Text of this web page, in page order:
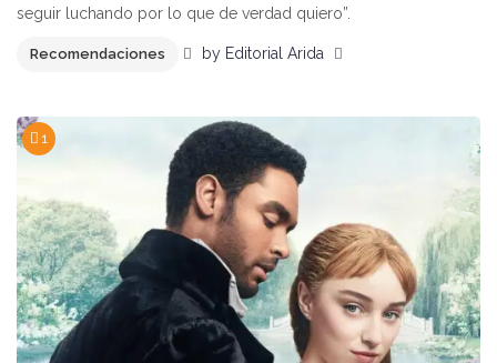
seguir luchando por lo que de verdad quiero”.
Recomendaciones by Editorial Arida
1